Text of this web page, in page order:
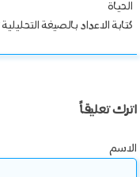
الحياة
كتابة الاعداد بالصيغة
اترك تعليقاً
الاسم